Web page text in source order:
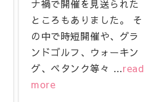
ナ禍で開催を見送られた
ところもありました。 そ
の中で時短開催や、グラ
ンドゴルフ、ウォーキン
グ、ペタンク等々 …read
more